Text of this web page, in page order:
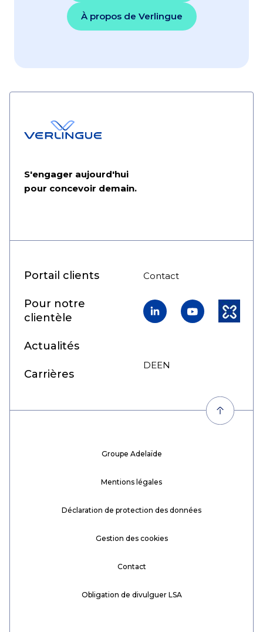
À propos de Verlingue
S'engager aujourd'hui
pour concevoir demain.
Portail clients
Pour notre
clientèle
Actualités
Carrières
Contact
LinkedInYouTubeKununu
DEEN
Groupe Adelaïde
Mentions légales
Déclaration de protection des données
Gestion des cookies
Contact
Obligation de divulguer LSA